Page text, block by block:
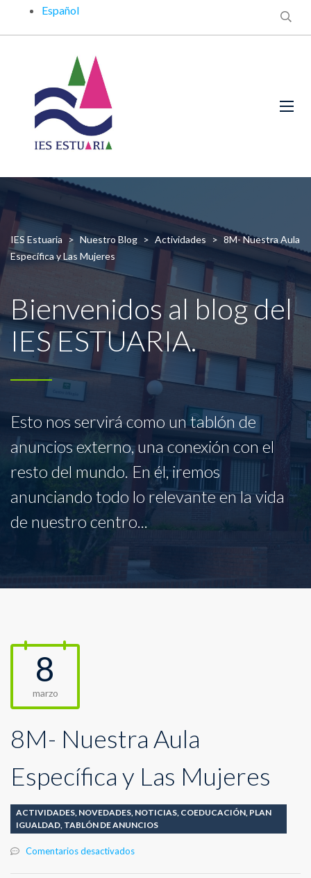
Español
IES Estuaria > Nuestro Blog > Actividades > 8M- Nuestra Aula
Específica y Las Mujeres
Bienvenidos al blog del
IES ESTUARIA.
Esto nos servirá como un tablón de
anuncios externo, una conexión con el
resto del mundo. En él, iremos
anunciando todo lo relevante en la vida
de nuestro centro...
8
marzo
8M- Nuestra Aula
Específica y Las Mujeres
ACTIVIDADES, NOVEDADES, NOTICIAS, COEDUCACIÓN, PLAN
IGUALDAD, TABLÓN DE ANUNCIOS
Comentarios desactivadosen
8M-